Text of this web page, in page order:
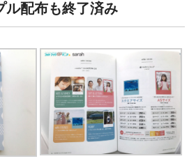
ル配布も終了済み